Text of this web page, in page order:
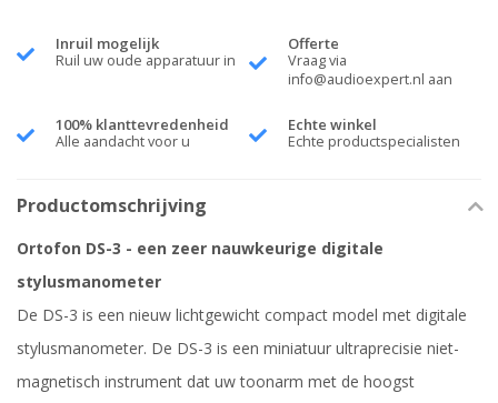
Inruil mogelijk
Ruil uw oude apparatuur in
Offerte
Vraag via
info@audioexpert.nl aan
100% klanttevredenheid
Alle aandacht voor u
Echte winkel
Echte productspecialisten
Productomschrijving
Ortofon DS-3 - een zeer nauwkeurige digitale
stylusmanometer
De DS-3 is een nieuw lichtgewicht compact model met digitale
stylusmanometer. De DS-3 is een miniatuur ultraprecisie niet-
magnetisch instrument dat uw toonarm met de hoogst